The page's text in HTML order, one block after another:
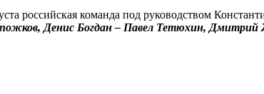
российская команда под руководством
Денис Богдан – Павел Тетюхин, Дмитрий